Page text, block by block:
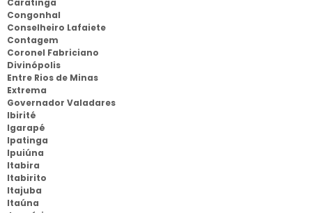
Caratinga
Congonhal
Conselheiro Lafaiete
Contagem
Coronel Fabriciano
Divinópolis
Entre Rios de Minas
Extrema
Governador Valadares
Ibirité
Igarapé
Ipatinga
Ipuiúna
Itabira
Itabirito
Itajuba
Itaúna